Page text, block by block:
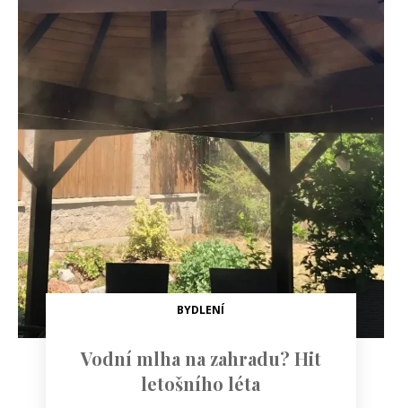
BYDLENÍ
Vodní mlha na zahradu? Hit
letošního léta